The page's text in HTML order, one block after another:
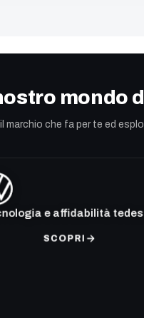
mondo
marchio che fa per te ed
e affidabilità
SCOPRI